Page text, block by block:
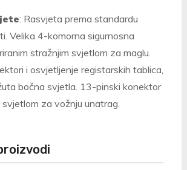
: Rasvjeta prema standardu
Velika 4-komorna sigurnosna
stražnjim svjetlom za maglu.
i osvjetljenje registarskih tablica,
bočna svjetla. 13-pinski konektor
za vožnju unatrag.